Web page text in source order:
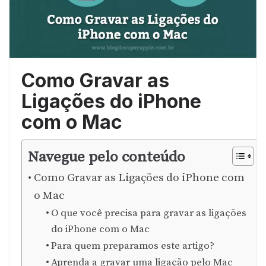
Como Gravar as
Ligações do iPhone
com o Mac
Navegue pelo conteúdo
Como Gravar as Ligações do iPhone com
o Mac
O que você precisa para gravar as ligações
do iPhone com o Mac
Para quem preparamos este artigo?
Aprenda a gravar uma ligação pelo Mac